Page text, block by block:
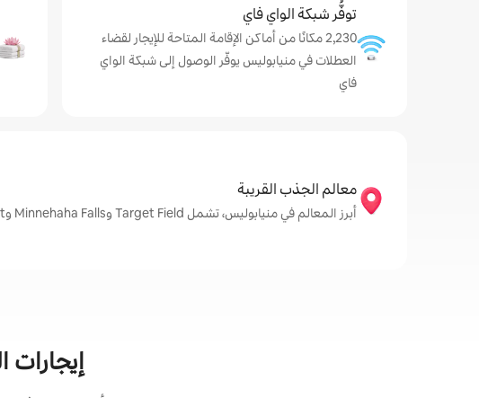
توفُّر شبكة الواي فاي
2,230 مكانًا من أماكن الإقامة المتاحة للإيجار لقضاء
العطلات في منيابوليس يوفّر الوصول إلى شبكة الواي
فاي
معالم الجذب القريبة
أبرز المعالم في منيابوليس، تشمل Target Field وMinnehaha Falls وMinneapolis Institute of Art
إيجارات